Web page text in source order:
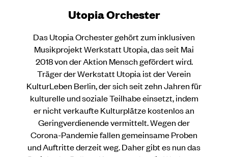
Utopia Orchester
Das Utopia Orchester gehört zum inklusiven
Musikprojekt Werkstatt Utopia, das seit Mai
2018 von der Aktion Mensch gefördert wird.
Träger der Werkstatt Utopia ist der Verein
KulturLeben Berlin, der sich seit zehn Jahren für
kulturelle und soziale Teilhabe einsetzt, indem
er nicht verkaufte Kulturplätze kostenlos an
Geringverdienende vermittelt. Wegen der
Corona-Pandemie fallen gemeinsame Proben
und Auftritte derzeit weg. Daher gibt es nun das